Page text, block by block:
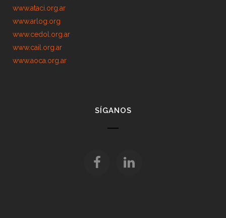
www.ataci.org.ar
www.arlog.org
www.cedol.org.ar
www.cail.org.ar
www.aoca.org.ar
SÍGANOS